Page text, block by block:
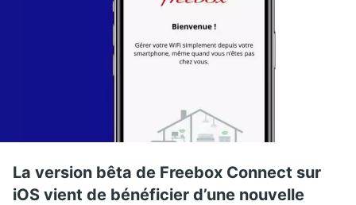
La version bêta de Freebox Connect sur
iOS vient de bénéficier d’une nouvelle